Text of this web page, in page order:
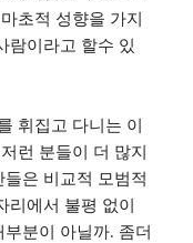
초적 성향을 가지
람이라고 할수 있
휘집고 다니는 이
런 분들이 더 많지
은 비교적 모범적
리에서 불평 없이
분이 아닐까. 좀더